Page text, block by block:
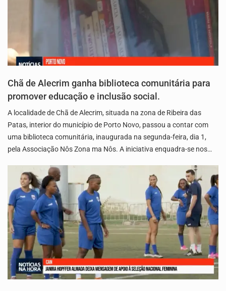
Chã de Alecrim ganha biblioteca comunitária para
promover educação e inclusão social.
A localidade de Chã de Alecrim, situada na zona de Ribeira das
Patas, interior do município de Porto Novo, passou a contar com
uma biblioteca comunitária, inaugurada na segunda-feira, dia 1,
pela Associação Nôs Zona ma Nôs. A iniciativa enquadra-se nos…